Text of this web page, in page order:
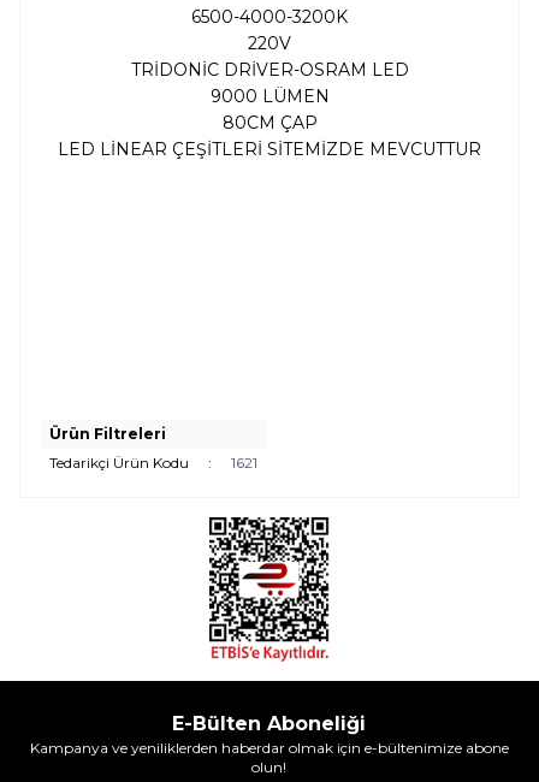
6500-4000-3200K
220V
TRİDONİC DRİVER-OSRAM LED
9000 LÜMEN
80CM ÇAP
LED LİNEAR ÇEŞİTLERİ SİTEMİZDE MEVCUTTUR
Ürün Filtreleri
Tedarikçi Ürün Kodu
: 1621
E-Bülten Aboneliği
Kampanya ve yeniliklerden haberdar olmak için e-bültenimize abone
olun!